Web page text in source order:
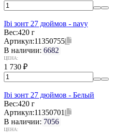
Ibi зонт 27 дюймов - navy
Вес:420 г
Артикул:11350755
В наличии: 6682
ЦЕНА:
1 730 ₽
Ibi зонт 27 дюймов - Белый
Вес:420 г
Артикул:11350701
В наличии: 7056
ЦЕНА: